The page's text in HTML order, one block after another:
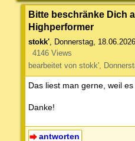
Bitte beschränke Dich
Highperformer
stokk' Donnerstag,
4146 Views
bearbeitet von stokk',
Das liest man gerne, weil
Danke!
antworten